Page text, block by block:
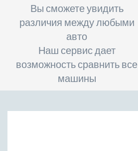
Вы сможете увидить
различия между любыми
авто
Наш сервис дает
возможность сравнить все
машины